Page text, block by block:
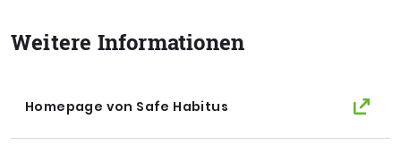
Weitere Informationen
Homepage von Safe Habitus